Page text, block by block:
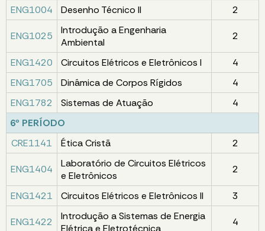
ENG1004
Desenho Técnico II 2
ENG1025
Introdução a Engenharia
Ambiental
2
ENG1420 Circuitos Elétricos e Eletrônicos I
4
ENG1705
Dinâmica de Corpos Rígidos
4
ENG1782
Sistemas de Atuação
4
6º PERÍODO
CRE1141
Ética Cristã 2
ENG1404
Laboratório de Circuitos Elétricos
e Eletrônicos
2
ENG1421 Circuitos Elétricos e Eletrônicos II 3
ENG1422
Introdução a Sistemas de Energia
Elétrica e Eletrotécnica
4